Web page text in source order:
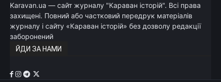
Karavan.ua — сайт журналу "Караван історій". Всі права
захищені. Повний або частковий передрук матеріалів
журналу і сайту «Караван історій» без дозволу редакції
заборонений
ЙДИ ЗА НАМИ